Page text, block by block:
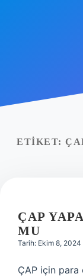
ETIKET:
ÇAP
MU
Tarih: Ekim 8, 2024
ÇAP için